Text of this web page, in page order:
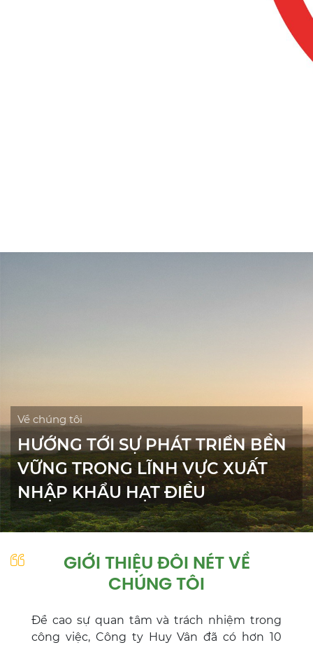
Về chúng tôi
HƯỚNG TỚI SỰ PHÁT TRIỂN BỀN
VỮNG TRONG LĨNH VỰC XUẤT
NHẬP KHẨU HẠT ĐIỀU
GIỚI THIỆU ĐÔI NÉT VỀ
CHÚNG TÔI
Đề cao sự quan tâm và trách nhiệm trong
công việc, Công ty Huy Vân đã có hơn 10